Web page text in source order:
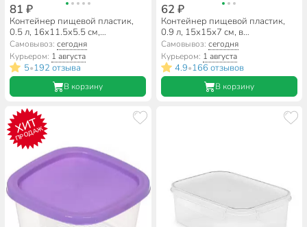
81 ₽
Контейнер пищевой пластик,
0.5 л, 16х11.5х5.5 см,
прямоугольный, на защелках,
Альтернатива, Прайм, М8500
Самовывоз:сегодня
Курьером: 1 августа
5•192 отзыва
В корзину
62 ₽
Контейнер пищевой пластик,
0.9 л, 15х15х7 см, в
ассортименте, квадратный,
Мультипласт, MPG5972
Самовывоз: сегодня
Курьером: 1 августа
4.9•166 отзывов
В корзину
ХИТ
ПРОДАЖ